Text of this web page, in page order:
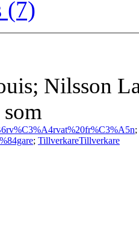
(7)
Nilsson
;
; TillverkareTillverkare